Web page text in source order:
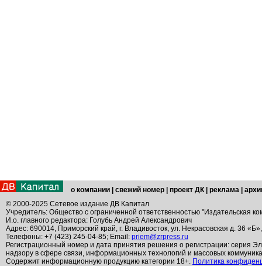
о компании свежий номер проект ДК реклама
© 2000-2025 Сетевое издание ДВ Капитал
Учредитель: Общество с ограниченной ответственностью "Издательская
И.о. главного редактора: Голубь Андрей Александрович
Адрес: 690014, Приморский край, г. Владивосток, ул. Некрасовская д. 36
Телефоны: +7 (423) 245-04-85; Email: priem@zrpress.ru
Регистрационный номер и дата принятия решения о регистрации: серия
надзору в сфере связи, информационных технологий и массовых
Содержит информационную продукцию категории 18+. Политика